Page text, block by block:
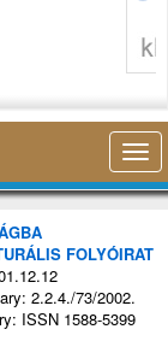
FOLYÓIRAT
2.2.4./73/2002.
ISSN 1588-5399